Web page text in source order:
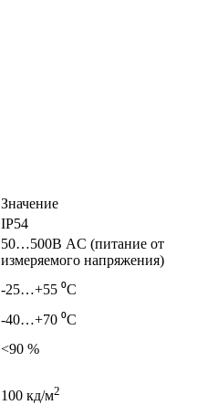
Значение
IP54
50…500В AC (питание от
измеряемого напряжения)
-25…+55 ⁰С
-40…+70 ⁰С
<90 %
100 кд/м2